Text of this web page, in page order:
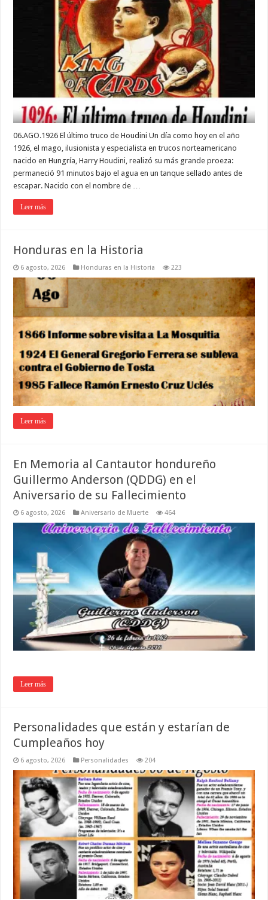
06.AGO.1926 El último truco de Houdini Un día como hoy en el año
1926, el mago, ilusionista y especialista en trucos norteamericano
nacido en Hungría, Harry Houdini, realizó su más grande proeza:
permaneció 91 minutos bajo el agua en un tanque sellado antes de
escapar. Nacido con el nombre de …
Leer más
Honduras en la Historia
6 agosto, 2026 Honduras en la Historia 223
Leer más
En Memoria al Cantautor hondureño
Guillermo Anderson (QDDG) en el
Aniversario de su Fallecimiento
6 agosto, 2026 Aniversario de Muerte 464
Leer más
Personalidades que están y estarían de
Cumpleaños hoy
6 agosto, 2026 Personalidades 204